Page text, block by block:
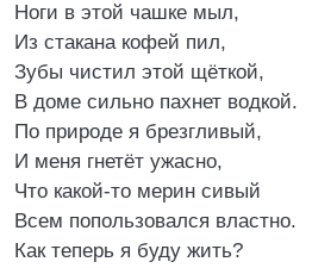
Ноги в этой чашке мыл,
Из стакана кофей пил,
Зубы чистил этой щёткой,
В доме сильно пахнет водкой.
По природе я брезгливый,
И меня гнетёт ужасно,
Что какой-то мерин сивый
Всем попользовался властно.
Как теперь я буду жить?